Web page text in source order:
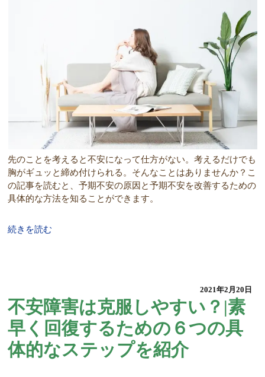
先のことを考えると不安になって仕方がない。考えるだけでも
胸がギュッと締め付けられる。そんなことはありませんか？こ
の記事を読むと、予期不安の原因と予期不安を改善するための
具体的な方法を知ることができます。
続きを読む
2021年2月20日
不安障害は克服しやすい？|素
早く回復するための６つの具
体的なステップを紹介